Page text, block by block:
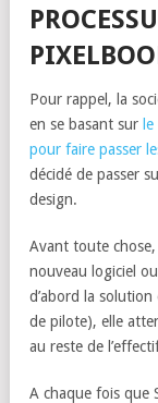
Pour rappel, la
en se basant sur le
pour faire passer
décidé de passer
design.
Avant toute
nouveau logiciel
d’abord la
de pilote), elle
au reste de
A chaque fois que